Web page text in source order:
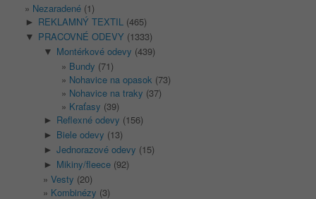
Nezaradené (1)
► REKLAMNÝ TEXTIL (465)
▼ PRACOVNÉ ODEVY (1333)
▼ Montérkové odevy (439)
Bundy (71)
Nohavice na opasok (73)
Nohavice na traky (37)
Kraťasy (39)
► Reflexné odevy (156)
► Biele odevy (13)
► Jednorazové odevy (15)
► Mikiny/fleece (92)
Vesty (20)
Kombinézy (3)